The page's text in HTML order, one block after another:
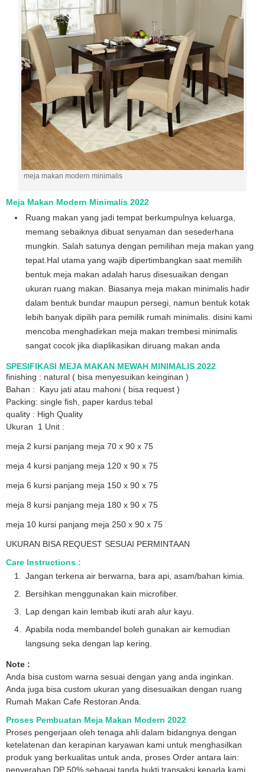
meja makan modern minimalis
Meja Makan Modern Minimalis 2022
Ruang makan yang jadi tempat berkumpulnya keluarga,
memang sebaiknya dibuat senyaman dan sesederhana
mungkin. Salah satunya dengan pemilihan meja makan yang
tepat.Hal utama yang wajib dipertimbangkan saat memilih
bentuk meja makan adalah harus disesuaikan dengan
ukuran ruang makan. Biasanya meja makan minimalis hadir
dalam bentuk bundar maupun persegi, namun bentuk kotak
lebih banyak dipilih para pemilik rumah minimalis. disini kami
mencoba menghadirkan meja makan trembesi minimalis
sangat cocok jika diaplikasikan diruang makan anda
SPESIFIKASI MEJA MAKAN MEWAH MINIMALIS 2022
finishing : natural ( bisa menyesuikan keinginan )
Bahan : Kayu jati atau mahoni ( bisa request )
Packing: single fish, paper kardus tebal
quality : High Quality
Ukuran 1 Unit :
meja 2 kursi panjang meja 70 x 90 x 75
meja 4 kursi panjang meja 120 x 90 x 75
meja 6 kursi panjang meja 150 x 90 x 75
meja 8 kursi panjang meja 180 x 90 x 75
meja 10 kursi panjang meja 250 x 90 x 75
UKURAN BISA REQUEST SESUAI PERMINTAAN
Care Instructions :
Jangan terkena air berwarna, bara api, asam/bahan kimia.
Bersihkan menggunakan kain microfiber.
Lap dengan kain lembab ikuti arah alur kayu.
Apabila noda membandel boleh gunakan air kemudian
langsung seka dengan lap kering.
Note :
Anda bisa custom warna sesuai dengan yang anda inginkan.
Anda juga bisa custom ukuran yang disesuaikan dengan ruang
Rumah Makan Cafe Restoran Anda.
Proses Pembuatan Meja Makan Modern 2022
Proses pengerjaan oleh tenaga ahli dalam bidangnya dengan
ketelatenan dan kerapinan karyawan kami untuk menghasilkan
produk yang berkualitas untuk anda, proses Order antara lain:
penyerahan DP 50% sebagai tanda bukti transaksi kepada kami